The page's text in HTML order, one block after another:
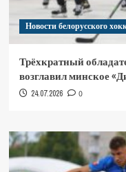
Новости белорусского
Трёхкратный
возглавил минское
24.07.2026 0